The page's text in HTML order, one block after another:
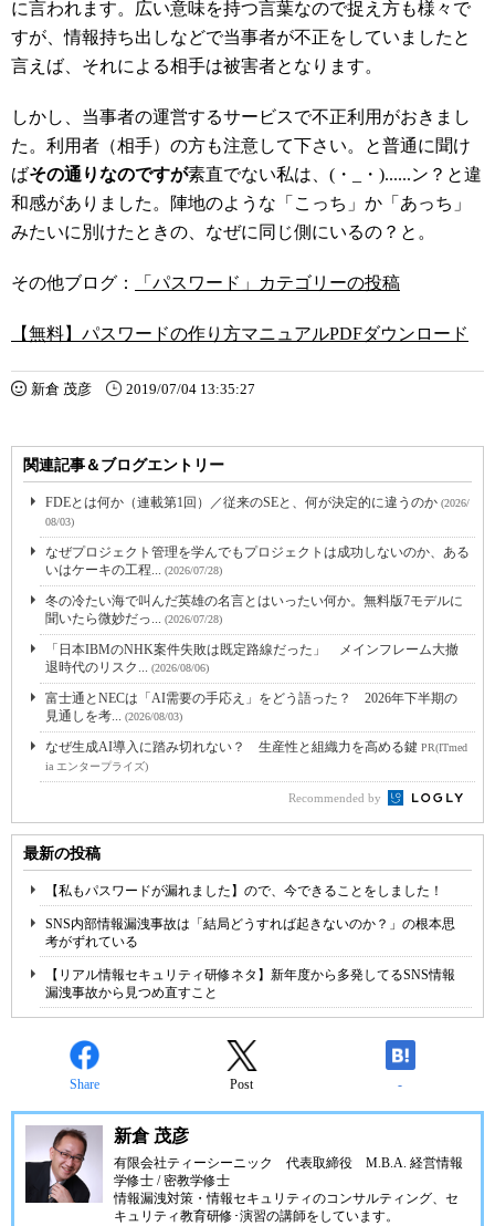
に言われます。広い意味を持つ言葉なので捉え方も様々で
すが、情報持ち出しなどで当事者が不正をしていましたと
言えば、それによる相手は被害者となります。
しかし、当事者の運営するサービスで不正利用がおきまし
た。利用者（相手）の方も注意して下さい。と普通に聞け
ばその通りなのですが素直でない私は、(・_・)......ン？と違
和感がありました。陣地のような「こっち」か「あっち」
みたいに別けたときの、なぜに同じ側にいるの？と。
その他ブログ： 「パスワード」カテゴリーの投稿
【無料】パスワードの作り方マニュアルPDFダウンロード
新倉 茂彦 2019/07/04 13:35:27
関連記事＆ブログエントリー
FDEとは何か（連載第1回）／従来のSEと、何が決定的に違うのか (2026/
08/03)
なぜプロジェクト管理を学んでもプロジェクトは成功しないのか、ある
いはケーキの工程... (2026/07/28)
冬の冷たい海で叫んだ英雄の名言とはいったい何か。無料版7モデルに
聞いたら微妙だっ... (2026/07/28)
「日本IBMのNHK案件失敗は既定路線だった」 メインフレーム大撤
退時代のリスク... (2026/08/06)
富士通とNECは「AI需要の手応え」をどう語った？ 2026年下半期の
見通しを考... (2026/08/03)
なぜ生成AI導入に踏み切れない？ 生産性と組織力を高める鍵 PR(ITmed
ia エンタープライズ)
Recommended by
最新の投稿
【私もパスワードが漏れました】ので、今できることをしました！
SNS内部情報漏洩事故は「結局どうすれば起きないのか？」の根本思
考がずれている
【リアル情報セキュリティ研修ネタ】新年度から多発してるSNS情報
漏洩事故から見つめ直すこと
Share Post -
新倉 茂彦
有限会社ティーシーニック
代表取締役 M.B.A. 経営情報
学修士 / 密教学修士
情報漏洩対策・情報セキュリティのコンサルティング、セ
キュリティ教育研修･演習の講師をしています。